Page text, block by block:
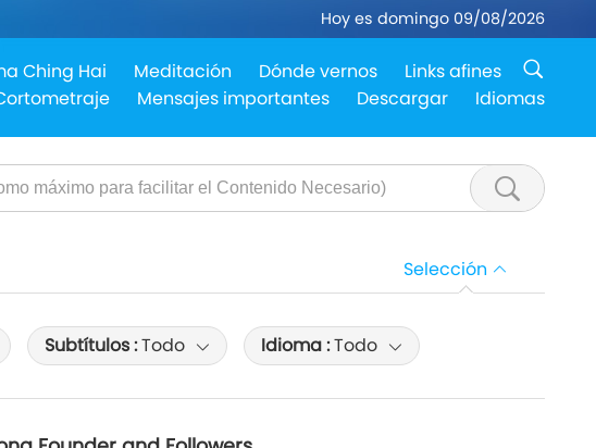
Hoy es domingo 09/08/2026
Ching Hai Meditación Dónde vernos
Links afines
Mensajes importantes Descargar Idiomas
Selección
Subtítulos :Todo Idioma :Todo